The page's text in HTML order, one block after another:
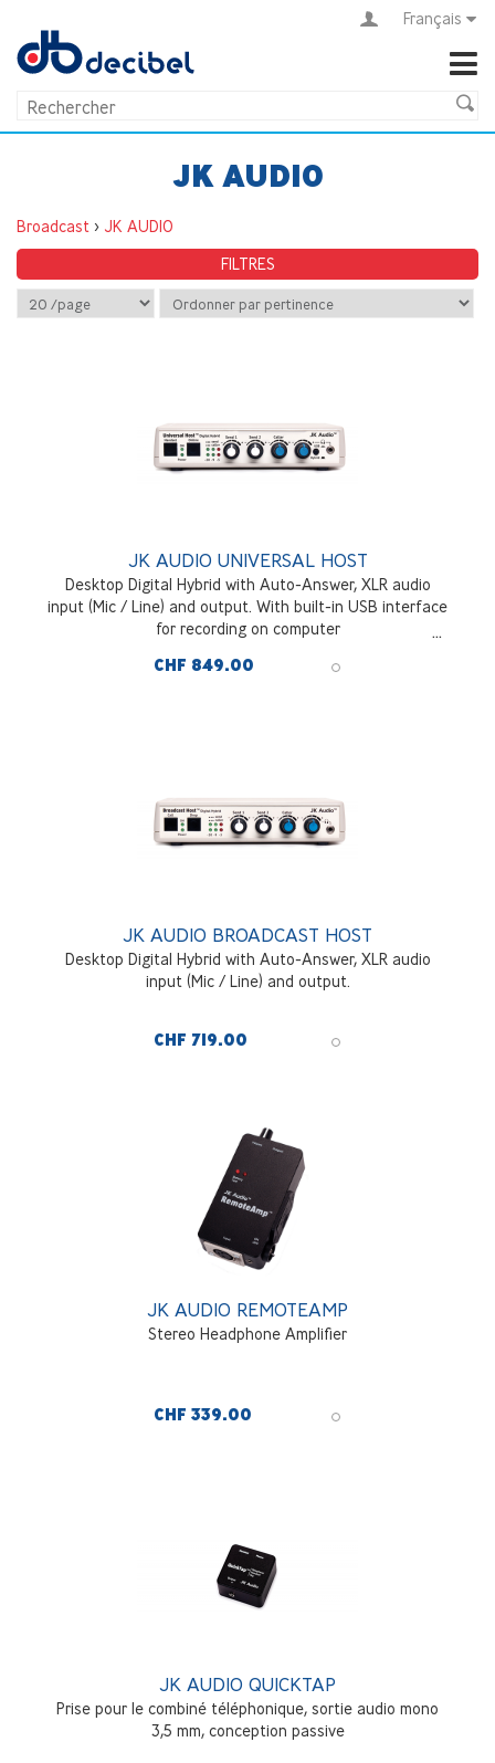
Français
JK AUDIO
Broadcast > JK AUDIO
FILTRES
JK AUDIO UNIVERSAL HOST
Desktop Digital Hybrid with Auto-Answer, XLR audio
input (Mic / Line) and output. With built-in USB interface
for recording on computer
CHF 849.00
JK AUDIO BROADCAST HOST
Desktop Digital Hybrid with Auto-Answer, XLR audio
input (Mic / Line) and output.
CHF 719.00
JK AUDIO REMOTEAMP
Stereo Headphone Amplifier
CHF 339.00
JK AUDIO QUICKTAP
Prise pour le combiné téléphonique, sortie audio mono
3,5 mm, conception passive